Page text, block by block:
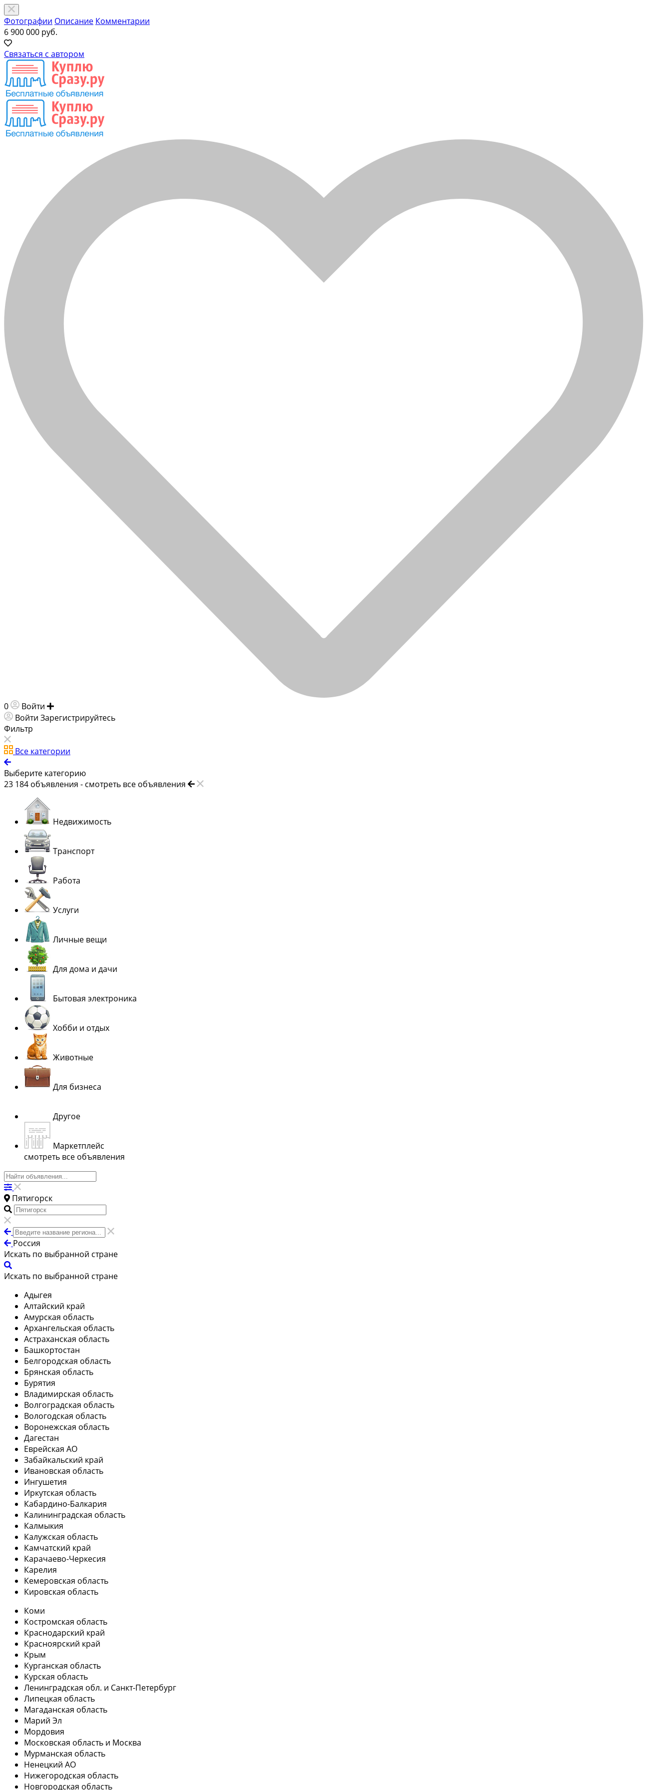
Фотографии Описание Комментарии
6 900 000 руб.
Связаться с автором
0 Войти
Войти Зарегистрируйтесь
Фильтр
Все категории
Выберите категорию
23 184 объявления - смотреть все объявления
Недвижимость
Транспорт
Работа
Услуги
Личные вещи
Для дома и дачи
Бытовая электроника
Хобби и отдых
Животные
Для бизнеса
Другое
Маркетплейс
смотреть все объявления
Пятигорск
Россия
Искать по выбранной стране
Искать по выбранной стране
Адыгея
Алтайский край
Амурская область
Архангельская область
Астраханская область
Башкортостан
Белгородская область
Брянская область
Бурятия
Владимирская область
Волгоградская область
Вологодская область
Воронежская область
Дагестан
Еврейская АО
Забайкальский край
Ивановская область
Ингушетия
Иркутская область
Кабардино-Балкария
Калининградская область
Калмыкия
Калужская область
Камчатский край
Карачаево-Черкесия
Карелия
Кемеровская область
Кировская область
Коми
Костромская область
Краснодарский край
Красноярский край
Крым
Курганская область
Курская область
Ленинградская обл. и Санкт-Петербург
Липецкая область
Магаданская область
Марий Эл
Мордовия
Московская область и Москва
Мурманская область
Ненецкий АО
Нижегородская область
Новгородская область